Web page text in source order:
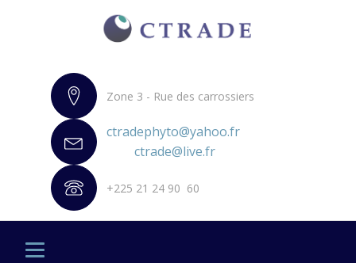
Zone 3 - Rue des carrossiers
ctradephyto@yahoo.fr
ctrade@live.fr
+225 21 24 90 60